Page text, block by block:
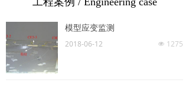
模型应变监测
넶 1275
2018-06-12